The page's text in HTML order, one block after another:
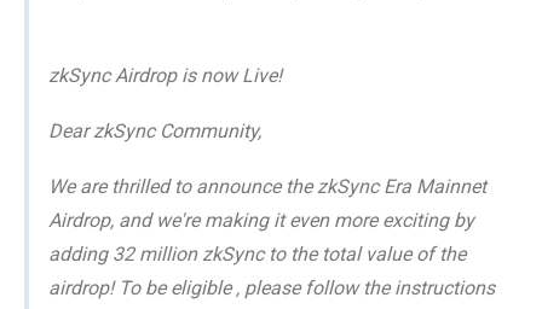
zkSync Airdrop is now Live!
Dear zkSync Community,
We are thrilled to announce the zkSync Era Mainnet
Airdrop, and we're making it even more exciting by
adding 32 million zkSync to the total value of the
airdrop! To be eligible , please follow the instructions